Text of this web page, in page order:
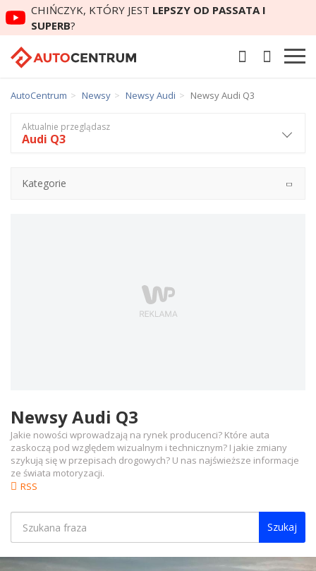
CHIŃCZYK, KTÓRY JEST LEPSZY OD PASSATA I
SUPERB?
AutoCentrum Newsy Newsy Audi Newsy Audi Q3
Newsy Audi Q3
RSS
Jakie nowości wprowadzają na rynek producenci? Które auta
zaskoczą pod względem wizualnym i technicznym? I jakie zmiany
szykują się w przepisach drogowych? U nas najświeższe informacje
ze świata motoryzacji.
Szukaj
Aktualnie przeglądasz
Audi Q3
Kategorie